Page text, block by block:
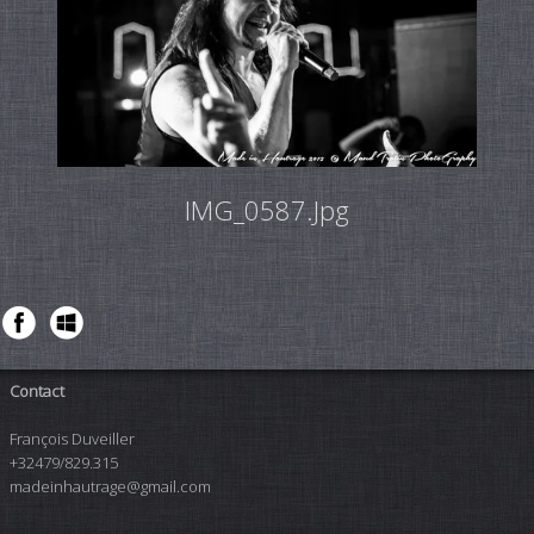
IMG_0587.jpg
Contact
François Duveiller
+32479/829.315
madeinhautrage@gmail.com